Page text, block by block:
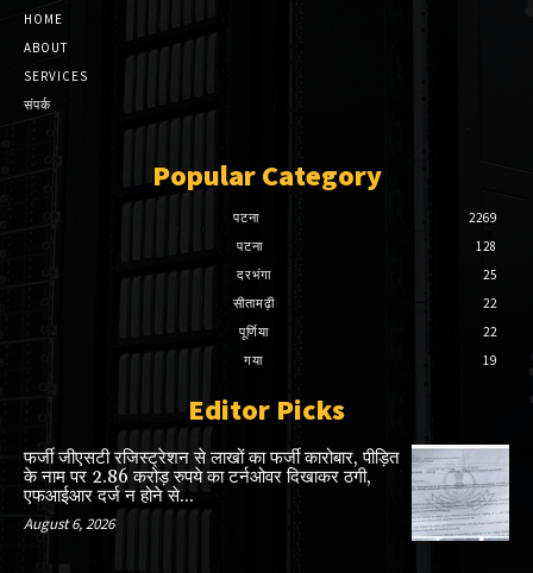
HOME
ABOUT
SERVICES
संपर्क
Popular Category
पटना
2269
पटना
128
दरभंगा
25
सीतामढ़ी
22
पूर्णिया
22
गया
19
Editor Picks
फर्जी जीएसटी रजिस्ट्रेशन से लाखों का फर्जी कारोबार, पीड़ित
के नाम पर 2.86 करोड़ रुपये का टर्नओवर दिखाकर ठगी,
एफआईआर दर्ज न होने से...
August 6, 2026